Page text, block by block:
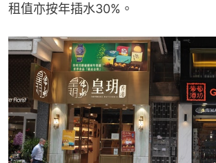
租值亦按年插水30%。